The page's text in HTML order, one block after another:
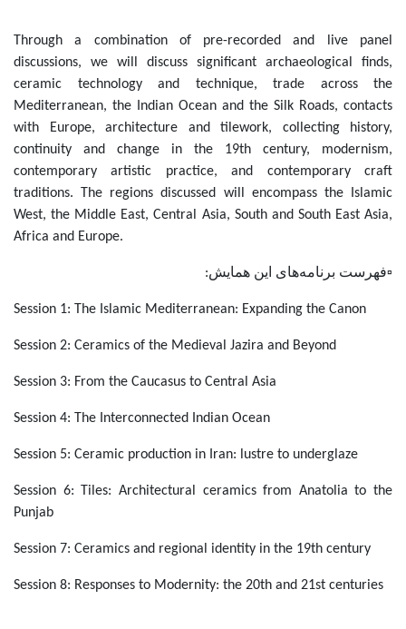
Through a combination of pre-recorded and live panel
discussions, we will discuss significant archaeological finds,
ceramic technology and technique, trade across the
Mediterranean, the Indian Ocean and the Silk Roads, contacts
with Europe, architecture and tilework, collecting history,
continuity and change in the 19th century, modernism,
contemporary artistic practice, and contemporary craft
traditions. The regions discussed will encompass the Islamic
West, the Middle East, Central Asia, South and South East Asia,
Africa and Europe.
▫️فهرست برنامه‌های این همایش:
Session 1: The Islamic Mediterranean: Expanding the Canon
Session 2: Ceramics of the Medieval Jazira and Beyond
Session 3: From the Caucasus to Central Asia
Session 4: The Interconnected Indian Ocean
Session 5: Ceramic production in Iran: lustre to underglaze
Session 6: Tiles: Architectural ceramics from Anatolia to the
Punjab
Session 7: Ceramics and regional identity in the 19th century
Session 8: Responses to Modernity: the 20th and 21st centuries